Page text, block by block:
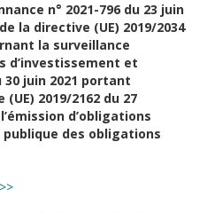
n° 2021-796 du 23 juin
la directive (UE) 2019/2034
la surveillance
d’investissement et
30 juin 2021 portant
2019/2162 du 27
d’obligations
des obligations